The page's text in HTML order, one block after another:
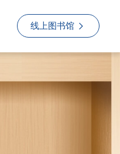
线上图书馆